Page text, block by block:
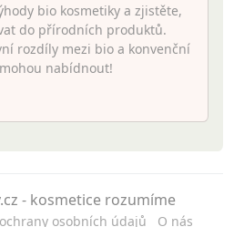
bio kosmetiky a zjistěte,
do přírodních produktů.
rozdíly mezi bio a konvenční
nabídnout!
- kosmetice rozumíme
osobních údajů O nás